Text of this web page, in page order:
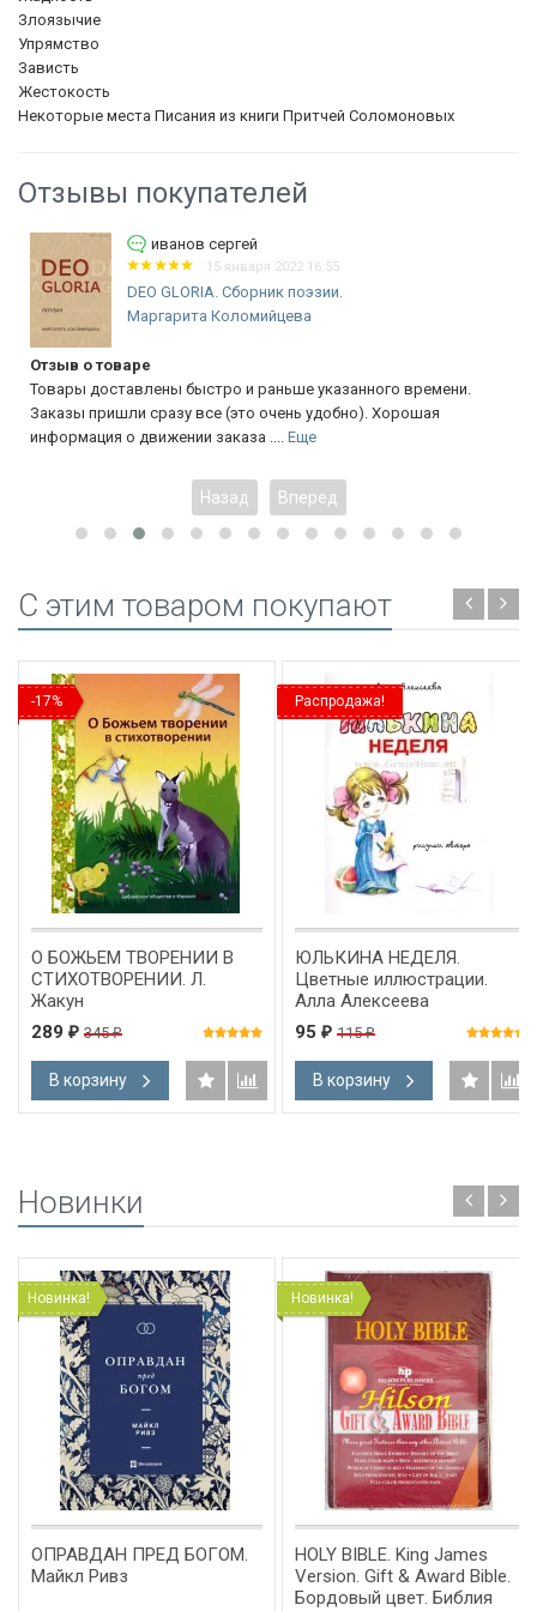
Злоязычие
Упрямство
Зависть
Жестокость
Некоторые места Писания из книги Притчей Соломоновых
Отзывы покупателей
иванов сергей
15 января 2022 16:55
DEO GLORIA. Сборник поэзии.
Маргарита Коломийцева
Отзыв о товаре
Товары доставлены быстро и раньше указанного времени.
Заказы пришли сразу все (это очень удобно). Хорошая
информация о движении заказа .... Еще
Назад Вперед
C этим товаром покупают
-17%
О БОЖЬЕМ ТВОРЕНИИ В
СТИХОТВОРЕНИИ. Л.
Жакун
289 ₽ 345₽
В корзину
Распродажа!
ЮЛЬКИНА НЕДЕЛЯ.
Цветные иллюстрации.
Алла Алексеева
95 ₽ 115₽
В корзину
Новинки
Новинка!
ОПРАВДАН ПРЕД БОГОМ.
Майкл Ривз
Новинка!
HOLY BIBLE. King James
Version. Gift & Award Bible.
Бордовый цвет. Библия